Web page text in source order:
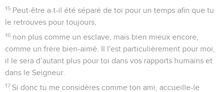
15 Peut-être a-t-il été séparé de toi pour un temps afin que tu
le retrouves pour toujours,
16 non plus comme un esclave, mais bien mieux encore,
comme un frère bien-aimé. Il l'est particulièrement pour moi,
il le sera d’autant plus pour toi dans vos rapports humains et
dans le Seigneur.
17 Si donc tu me considères comme ton ami, accueille-le